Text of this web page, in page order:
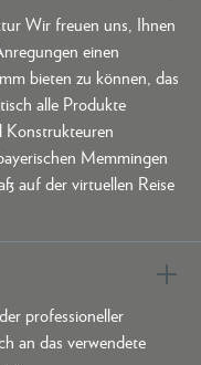
Wir freuen uns, Ihnen
einen
bieten zu können, das
alle Produkte
Konstrukteuren
Memmingen
auf der virtuellen Reise
professioneller
an das verwendete